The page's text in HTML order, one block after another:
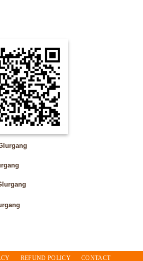
REFUND POLICY CONTACT